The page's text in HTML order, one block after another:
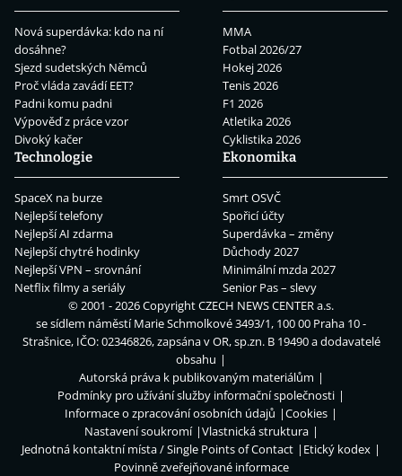
Nová superdávka: kdo na ní
dosáhne?
Sjezd sudetských Němců
Proč vláda zavádí EET?
Padni komu padni
Výpověď z práce vzor
Divoký kačer
MMA
Fotbal 2026/27
Hokej 2026
Tenis 2026
F1 2026
Atletika 2026
Cyklistika 2026
Technologie
SpaceX na burze
Nejlepší telefony
Nejlepší AI zdarma
Nejlepší chytré hodinky
Nejlepší VPN – srovnání
Netflix filmy a seriály
Ekonomika
Smrt OSVČ
Spořicí účty
Superdávka – změny
Důchody 2027
Minimální mzda 2027
Senior Pas – slevy
© 2001 - 2026 CopyrightCZECH NEWS CENTER a.s.
se sídlem náměstí Marie Schmolkové 3493/1, 100 00 Praha 10 -
Strašnice, IČO: 02346826, zapsána v OR, sp.zn. B 19490 a dodavatelé
obsahu
Autorská práva k publikovaným materiálům
Podmínky pro užívání služby informační společnosti
Informace o zpracování osobních údajů
Cookies
Nastavení soukromí
Vlastnická struktura
Jednotná kontaktní místa / Single Points of Contact
Etický kodex
Povinně zveřejňované informace